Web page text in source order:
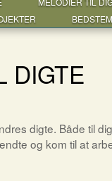
DIGTE
digte. Både til
og kom til at